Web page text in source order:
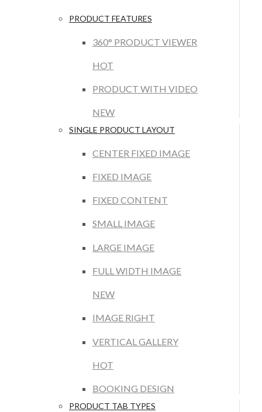
PRODUCT FEATURES
360° PRODUCT VIEWER
HOT
PRODUCT WITH VIDEO
NEW
SINGLE PRODUCT LAYOUT
CENTER FIXED IMAGE
FIXED IMAGE
FIXED CONTENT
SMALL IMAGE
LARGE IMAGE
FULL WIDTH IMAGE
NEW
IMAGE RIGHT
VERTICAL GALLERY
HOT
BOOKING DESIGN
PRODUCT TAB TYPES